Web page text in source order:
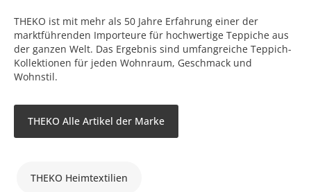
THEKO ist mit mehr als 50 Jahre Erfahrung einer der
marktführenden Importeure für hochwertige Teppiche aus
der ganzen Welt. Das Ergebnis sind umfangreiche Teppich-
Kollektionen für jeden Wohnraum, Geschmack und
Wohnstil.
THEKO Alle Artikel der Marke
THEKO Heimtextilien